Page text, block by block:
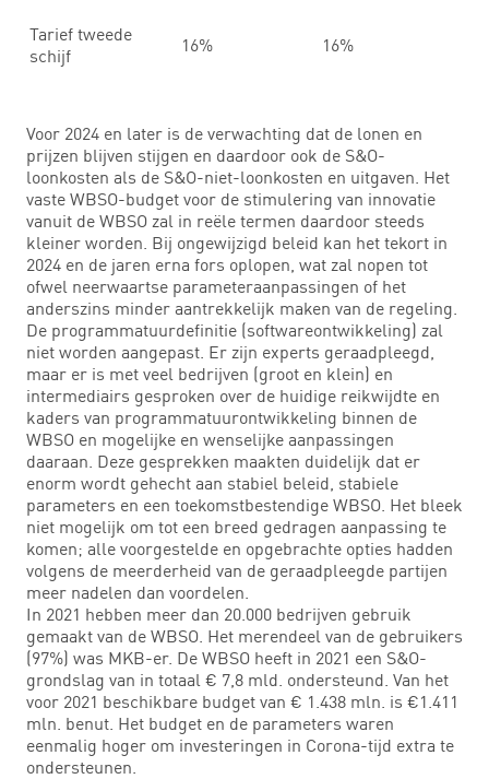
Tarief tweede
schijf
16% 16%
Voor 2024 en later is de verwachting dat de lonen en
prijzen blijven stijgen en daardoor ook de S&O-
loonkosten als de S&O-niet-loonkosten en uitgaven. Het
vaste WBSO-budget voor de stimulering van innovatie
vanuit de WBSO zal in reële termen daardoor steeds
kleiner worden. Bij ongewijzigd beleid kan het tekort in
2024 en de jaren erna fors oplopen, wat zal nopen tot
ofwel neerwaartse parameteraanpassingen of het
anderszins minder aantrekkelijk maken van de regeling.
De programmatuurdefinitie (softwareontwikkeling) zal
niet worden aangepast. Er zijn experts geraadpleegd,
maar er is met veel bedrijven (groot en klein) en
intermediairs gesproken over de huidige reikwijdte en
kaders van programmatuurontwikkeling binnen de
WBSO en mogelijke en wenselijke aanpassingen
daaraan. Deze gesprekken maakten duidelijk dat er
enorm wordt gehecht aan stabiel beleid, stabiele
parameters en een toekomstbestendige WBSO. Het bleek
niet mogelijk om tot een breed gedragen aanpassing te
komen; alle voorgestelde en opgebrachte opties hadden
volgens de meerderheid van de geraadpleegde partijen
meer nadelen dan voordelen.
In 2021 hebben meer dan 20.000 bedrijven gebruik
gemaakt van de WBSO. Het merendeel van de gebruikers
(97%) was MKB-er. De WBSO heeft in 2021 een S&O-
grondslag van in totaal € 7,8 mld. ondersteund. Van het
voor 2021 beschikbare budget van € 1.438 mln. is €1.411
mln. benut. Het budget en de parameters waren
eenmalig hoger om investeringen in Corona-tijd extra te
ondersteunen.